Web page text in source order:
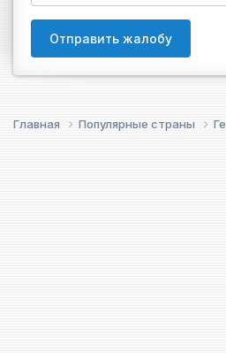
Отправить жалобу
Главная Популярные страны